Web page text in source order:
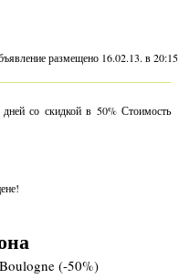
размещено 16.02.13. в 20:15
со скидкой в 50% Стоимость
(-50%)